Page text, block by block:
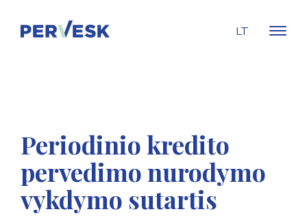
LT
Periodinio kredito
pervedimo nurodymo
vykdymo sutartis